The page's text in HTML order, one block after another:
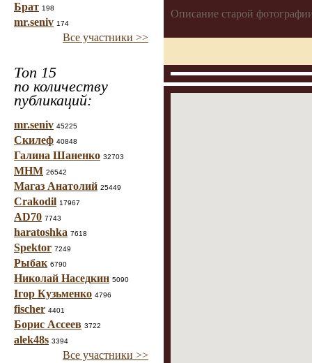
Брат 198
mr.seniv 174
Все участники >>
Топ 15
по количеству
публикаций:
mr.seniv 45225
Скилеф 40848
Галина Шаненко 32703
МНМ 26542
Магаз Анатолий 25449
Crakodil 17967
AD70 7743
haratoshka 7618
Spektor 7249
Рыбак 6790
Николай Наседкин 5090
Ігор Кузьменко 4796
fischer 4401
Борис Ассеев 3722
alek48s 3394
Все участники >>
Описание старой